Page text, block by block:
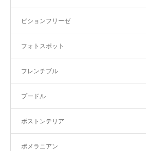
ビションフリーゼ
フォトスポット
フレンチブル
プードル
ボストンテリア
ポメラニアン